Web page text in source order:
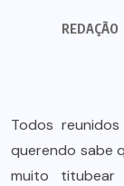
REDAÇÃO
Todos
querendo sabe
muito titubear